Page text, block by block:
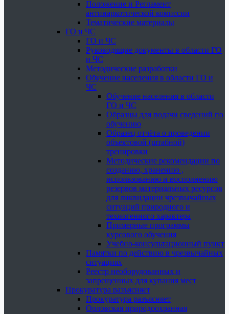
Положение и Регламент
антинаркотической комиссии
Тематические материалы
ГО и ЧС
ГО и ЧС
Руководящие документы в области ГО
и ЧС
Методические разработки
Обучение населения в области ГО и
ЧС
Обучение населения в области
ГО и ЧС
Образцы для подачи сведений по
обучению
Образец отчёта о проведении
объектовой (штабной)
тренировки
Методические рекомендации по
созданию, хранению ,
использованию и восполнению
резервов материальных ресурсов
для ликвидации чрезвычайных
ситуаций природного и
техногенного характера
Примерные программы
курсового обучения
Учебно-консультационный пункт
Памятки по действию в чрезвычайных
ситуациях
Реестр необорудованных и
запрещенных для купания мест
Прокуратура разъясняет
Прокуратура разъясняет
Орловская природоохранная